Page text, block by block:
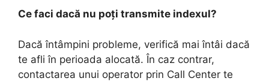
Ce faci dacă nu poți transmite indexul?
Dacă întâmpini probleme, verifică mai întâi dacă
te afli în perioada alocată. În caz contrar,
contactarea unui operator prin Call Center te